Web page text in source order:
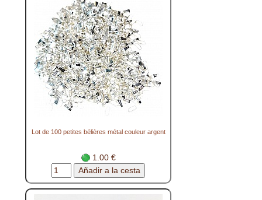
Lot de 100 petites bélières métal couleur argent
1.00 €